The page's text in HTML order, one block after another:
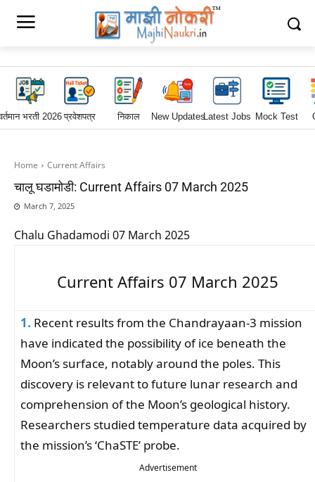
भरती 2026प्रवेशपत्र निकाल New UpdatesLatest Jobs Mock Test
Home Current Affairs
चालू घडामोडी: Current Affairs 07 March 2025
March 7, 2025
Chalu Ghadamodi 07 March 2025
Current Affairs 07 March 2025
1. Recent results from the Chandrayaan-3 mission
have indicated the possibility of ice beneath the
Moon’s surface, notably around the poles. This
discovery is relevant to future lunar research and
comprehension of the Moon’s geological history.
Researchers studied temperature data acquired by
the mission’s ‘ChaSTE’ probe.
Advertisement